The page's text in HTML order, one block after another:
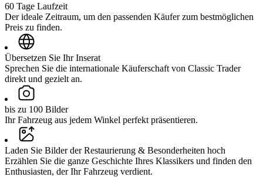
60 Tage Laufzeit
Der ideale Zeitraum, um den passenden Käufer zum bestmöglichen
Preis zu finden.
Übersetzen Sie Ihr Inserat
Sprechen Sie die internationale Käuferschaft von Classic Trader
direkt und gezielt an.
bis zu 100 Bilder
Ihr Fahrzeug aus jedem Winkel perfekt präsentieren.
Laden Sie Bilder der Restaurierung & Besonderheiten hoch
Erzählen Sie die ganze Geschichte Ihres Klassikers und finden den
Enthusiasten, der Ihr Fahrzeug verdient.